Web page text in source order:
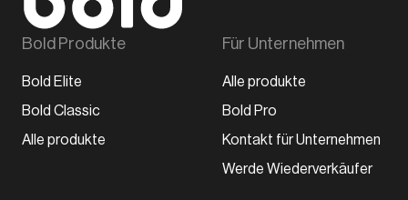
Bold Produkte
Bold Elite
Bold Classic
Alle produkte
Für Unternehmen
Alle produkte
Bold Pro
Kontakt für Unternehmen
Werde Wiederverkäufer